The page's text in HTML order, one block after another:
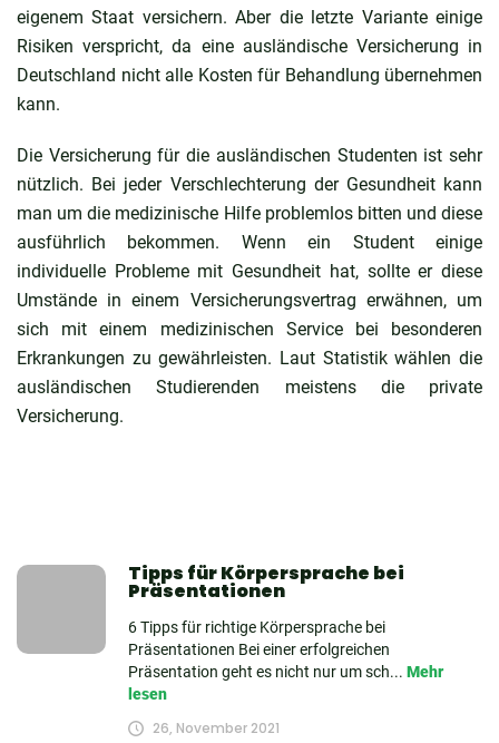
eigenem Staat versichern. Aber die letzte Variante einige
Risiken verspricht, da eine ausländische Versicherung in
Deutschland nicht alle Kosten für Behandlung übernehmen
kann.
Die Versicherung für die ausländischen Studenten ist sehr
nützlich. Bei jeder Verschlechterung der Gesundheit kann
man um die medizinische Hilfe problemlos bitten und diese
ausführlich bekommen. Wenn ein Student einige
individuelle Probleme mit Gesundheit hat, sollte er diese
Umstände in einem Versicherungsvertrag erwähnen, um
sich mit einem medizinischen Service bei besonderen
Erkrankungen zu gewährleisten. Laut Statistik wählen die
ausländischen Studierenden meistens die private
Versicherung.
Tipps für Körpersprache bei
Präsentationen
6 Tipps für richtige Körpersprache bei
Präsentationen Bei einer erfolgreichen
Präsentation geht es nicht nur um sch... Mehr
lesen
26, November 2021